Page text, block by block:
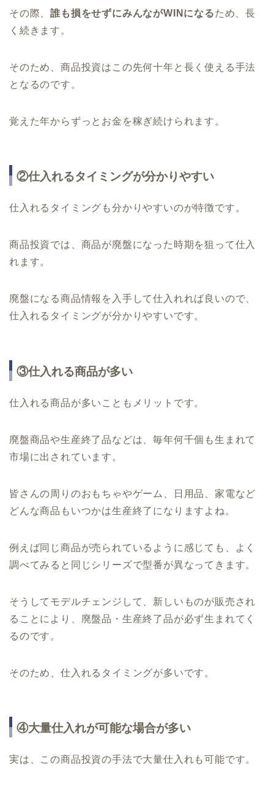
その際、誰も損をせずにみんながWINになるため、長
く続きます。
そのため、商品投資はこの先何十年と長く使える手法
となるのです。
覚えた年からずっとお金を稼ぎ続けられます。
②仕入れるタイミングが分かりやすい
仕入れるタイミングも分かりやすいのが特徴です。
商品投資では、商品が廃盤になった時期を狙って仕入
れます。
廃盤になる商品情報を入手して仕入れれば良いので、
仕入れるタイミングが分かりやすいです。
③仕入れる商品が多い
仕入れる商品が多いこともメリットです。
廃盤商品や生産終了品などは、毎年何千個も生まれて
市場に出されています。
皆さんの周りのおもちゃやゲーム、日用品、家電など
どんな商品もいつかは生産終了になりますよね。
例えば同じ商品が売られているように感じても、よく
調べてみると同じシリーズで型番が異なってきます。
そうしてモデルチェンジして、新しいものが販売され
ることにより、廃盤品・生産終了品が必ず生まれてく
るのです。
そのため、仕入れるタイミングが多いです。
④大量仕入れが可能な場合が多い
実は、この商品投資の手法で大量仕入れも可能です。